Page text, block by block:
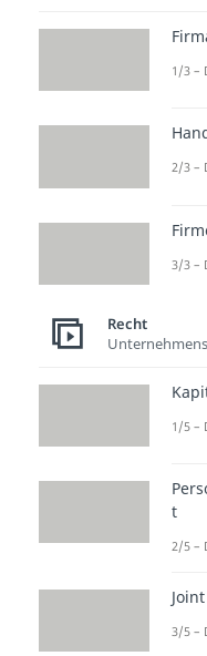
1/3 –
2/3 –
3/3 –
Recht
1/5 –
t
2/5 –
3/5 –